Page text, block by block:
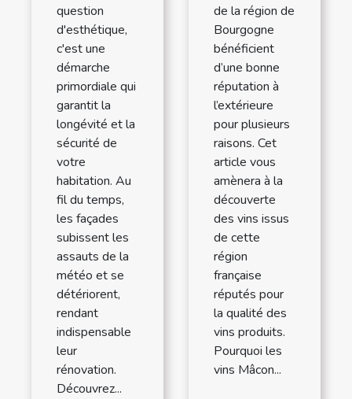
question
d'esthétique,
c'est une
démarche
primordiale qui
garantit la
longévité et la
sécurité de
votre
habitation. Au
fil du temps,
les façades
subissent les
assauts de la
météo et se
détériorent,
rendant
indispensable
leur
rénovation.
Découvrez...
de la région de
Bourgogne
bénéficient
d’une bonne
réputation à
l’extérieure
pour plusieurs
raisons. Cet
article vous
amènera à la
découverte
des vins issus
de cette
région
française
réputés pour
la qualité des
vins produits.
Pourquoi les
vins Mâcon...